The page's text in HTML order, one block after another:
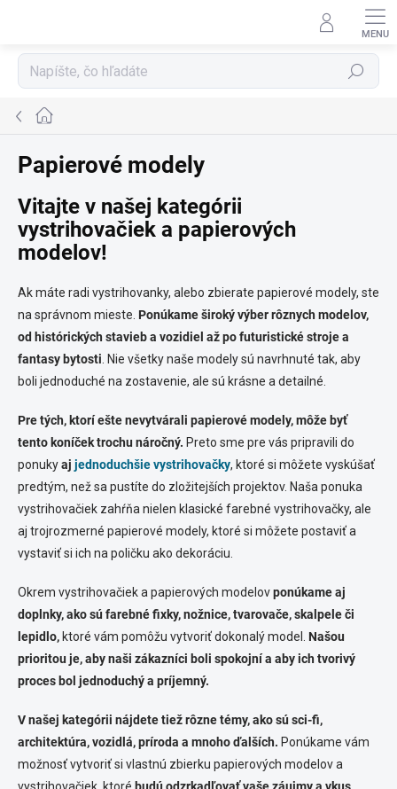
Hľadať
Domov
Papierové modely
Vitajte v našej kategórii
vystrihovačiek a papierových
modelov!
Ak máte radi vystrihovanky, alebo zbierate papierové modely, ste
na správnom mieste. Ponúkame široký výber rôznych modelov,
od histórických stavieb a vozidiel až po futuristické stroje a
fantasy bytosti . Nie všetky naše modely sú navrhnuté tak, aby
boli jednoduché na zostavenie, ale sú krásne a detailné.
Pre tých, ktorí ešte nevytvárali papierové modely, môže byť
tento koníček trochu náročný. Preto sme pre vás pripravili do
ponukyaj jednoduchšie vystrihovačky, ktoré si môžete vyskúšať
predtým, než sa pustíte do zložitejších projektov. Naša ponuka
vystrihovačiek zahŕňa nielen klasické farebné vystrihovačky, ale
aj trojrozmerné papierové modely, ktoré si môžete postaviť a
vystaviť si ich na poličku ako dekoráciu.
Okrem vystrihovačiek a papierových modelovponúkame aj
doplnky, ako sú farebné fixky, nožnice, tvarovače, skalpele či
lepidlo, ktoré vám pomôžu vytvoriť dokonalý model. Našou
prioritou je, aby naši zákazníci boli spokojní a aby ich tvorivý
proces bol jednoduchý a príjemný.
V našej kategórii nájdete tiež rôzne témy, ako sú sci-fi,
architektúra, vozidlá, príroda a mnoho ďalších. Ponúkame vám
možnosť vytvoriť si vlastnú zbierku papierových modelov a